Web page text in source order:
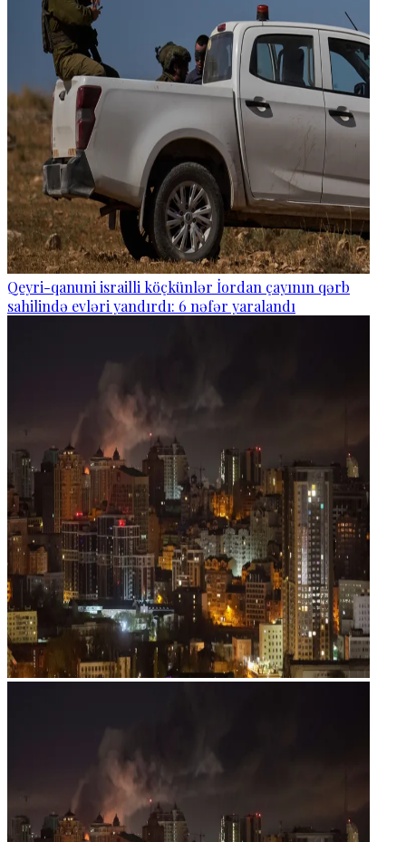
Qeyri-qanuni israilli köçkünlər İordan çayının qərb
sahilində evləri yandırdı: 6 nəfər yaralandı